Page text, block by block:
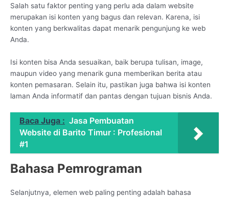
Salah satu faktor penting yang perlu ada dalam website
merupakan isi konten yang bagus dan relevan. Karena, isi
konten yang berkwalitas dapat menarik pengunjung ke web
Anda.
Isi konten bisa Anda sesuaikan, baik berupa tulisan, image,
maupun video yang menarik guna memberikan berita atau
konten pemasaran. Selain itu, pastikan juga bahwa isi konten
laman Anda informatif dan pantas dengan tujuan bisnis Anda.
Baca Juga : Jasa Pembuatan
Website di Barito Timur : Profesional
#1
Bahasa Pemrograman
Selanjutnya, elemen web paling penting adalah bahasa